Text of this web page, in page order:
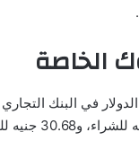
الخاصة